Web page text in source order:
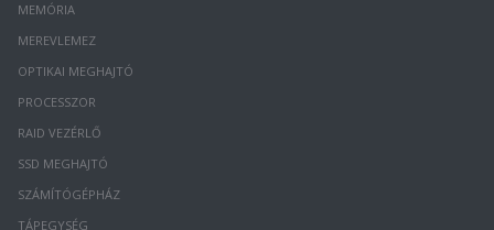
MEMÓRIA
MEREVLEMEZ
OPTIKAI MEGHAJTÓ
PROCESSZOR
RAID VEZÉRLŐ
SSD MEGHAJTÓ
SZÁMÍTÓGÉPHÁZ
TÁPEGYSÉG